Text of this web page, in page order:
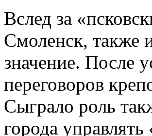
Вслед за
Смоленск, также
значение. После
переговоров
Сыграло роль
города